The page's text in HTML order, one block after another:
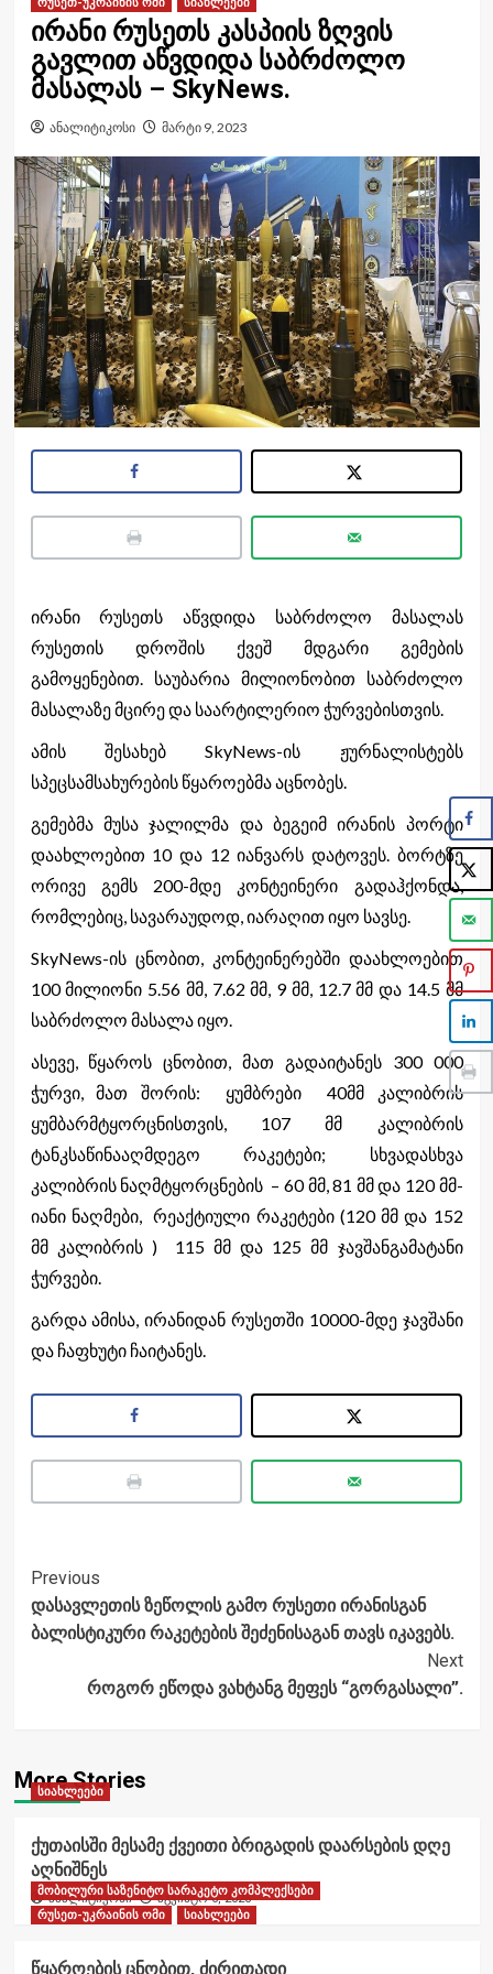
ირანი რუსეთს კასპიის ზღვის
გავლით აწვდიდა საბრძოლო
მასალას – SkyNews.
ანალიტიკოსი მარტი 9, 2023
ირანი რუსეთს აწვდიდა საბრძოლო მასალას
რუსეთის დროშის ქვეშ მდგარი გემების
გამოყენებით. საუბარია მილიონობით საბრძოლო
მასალაზე მცირე და საარტილერიო ჭურვებისთვის.
ამის შესახებ SkyNews-ის ჟურნალისტებს
სპეცსამსახურების წყაროებმა აცნობეს.
გემებმა მუსა ჯალილმა და ბეგეიმ ირანის პორტი
დაახლოებით 10 და 12 იანვარს დატოვეს. ბორტზე
ორივე გემს 200-მდე კონტეინერი გადაჰქონდა,
რომლებიც, სავარაუდოდ, იარაღით იყო სავსე.
SkyNews-ის ცნობით, კონტეინერებში დაახლოებით
100 მილიონი 5.56 მმ, 7.62 მმ, 9 მმ, 12.7 მმ და 14.5 მმ
საბრძოლო მასალა იყო.
ასევე, წყაროს ცნობით, მათ გადაიტანეს 300 000
ჭურვი, მათ შორის: ყუმბრები 40მმ კალიბრის
ყუმბარმტყორცნისთვის, 107 მმ კალიბრის
ტანკსაწინააღმდეგო რაკეტები; სხვადასხვა
კალიბრის ნაღმტყორცნების – 60 მმ, 81 მმ და 120 მმ-
იანი ნაღმები, რეაქტიული რაკეტები (120 მმ და 152
მმ კალიბრის ) 115 მმ და 125 მმ ჯავშანგამატანი
ჭურვები.
გარდა ამისა, ირანიდან რუსეთში 10000-მდე ჯავშანი
და ჩაფხუტი ჩაიტანეს.
Post
Navigation
Previous
დასავლეთის ზეწოლის გამო რუსეთი ირანისგან
ბალისტიკური რაკეტების შეძენისაგან თავს იკავებს.
Next
როგორ ეწოდა ვახტანგ მეფეს “გორგასალი”.
More Stories
სიახლეები
ქუთაისში მესამე ქვეითი ბრიგადის დაარსების დღე
აღნიშნეს
ანალიტიკოსი აგვისტო 6, 2026
მობილური საზენიტო სარაკეტო კომპლექსები
რუსეთ-უკრაინის ომი
სიახლეები
წყაროების ცნობით, ძირითადი